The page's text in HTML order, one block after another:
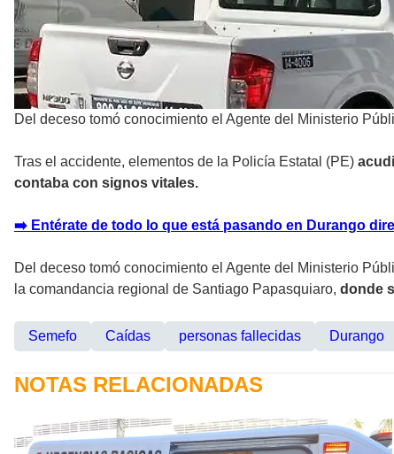
Del deceso tomó conocimiento el Agente del Ministerio
Tras el accidente, elementos de la Policía Estatal (PE)
contaba con signos vitales.
➡️ Entérate de todo lo que está pasando en Durango
Del deceso tomó conocimiento el Agente del Ministerio
la comandancia regional de Santiago Papasquiaro, donde
Semefo Caídas personas fallecidas Durango
NOTAS RELACIONADAS